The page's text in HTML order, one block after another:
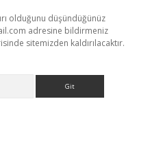
olduğunu düşündüğünüz
adresine bildirmeniz
sitemizden kaldırılacaktır.